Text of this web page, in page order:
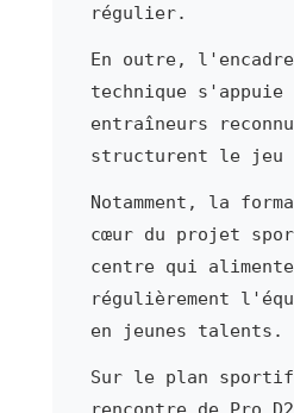
régulier.
En outre,
technique s'appuie
entraîneurs
structurent le jeu
Notamment, la
cœur du projet
centre qui alimente
régulièrement
en jeunes talents.
Sur le plan